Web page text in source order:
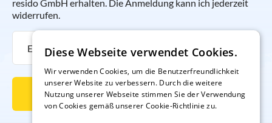
resido GmbH erhalten. Die Anmeldung kann ich jederzeit
widerrufen.
Newsletter abonnieren
Diese Webseite verwendet Cookies.
Wir verwenden Cookies, um die Benutzerfreundlichkeit
unserer Website zu verbessern. Durch die weitere
Nutzung unserer Webseite stimmen Sie der Verwendung
von Cookies gemäß unserer Cookie-Richtlinie zu.